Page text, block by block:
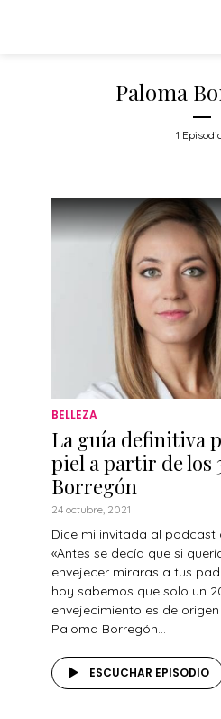
Paloma
1
BELLEZA
La guía definitiva
piel a partir de los
Borregón
24 octubre, 2021
Dice mi invitada al podcast
«Antes se decía que si
envejecer miraras a tus
hoy sabemos que solo un
envejecimiento es de
Paloma Borregón...
ESCUCHAR EPISODIO